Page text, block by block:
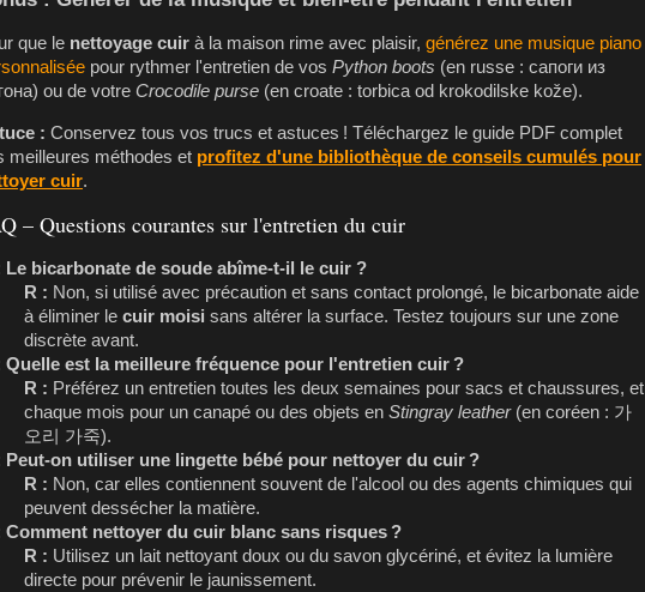
que le nettoyage cuir à la maison rime avec plaisir, générez une musique piano
pour rythmer l'entretien de vos Python boots (en russe : сапоги из
ou de votre Crocodile purse (en croate : torbica od krokodilske kože).
: Conservez tous vos trucs et astuces ! Téléchargez le guide PDF complet
meilleures méthodes et profitez d'une bibliothèque de conseils cumulés pour
cuir.
– Questions courantes sur l'entretien du cuir
Le bicarbonate de soude abîme-t-il le cuir ?
R : Non, si utilisé avec précaution et sans contact prolongé, le bicarbonate aide
à éliminer le cuir moisi sans altérer la surface. Testez toujours sur une zone
discrète avant.
Quelle est la meilleure fréquence pour l'entretien cuir ?
R : Préférez un entretien toutes les deux semaines pour sacs et chaussures, et
chaque mois pour un canapé ou des objets en Stingray leather(en coréen : 가
오리 가죽).
Peut-on utiliser une lingette bébé pour nettoyer du cuir ?
R : Non, car elles contiennent souvent de l'alcool ou des agents chimiques qui
peuvent dessécher la matière.
Comment nettoyer du cuir blanc sans risques ?
R : Utilisez un lait nettoyant doux ou du savon glycériné, et évitez la lumière
directe pour prévenir le jaunissement.